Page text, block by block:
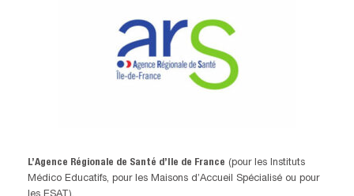
L’Agence Régionale de Santé d’Ile de France (pour les Instituts
Médico Educatifs, pour les Maisons d’Accueil Spécialisé ou pour